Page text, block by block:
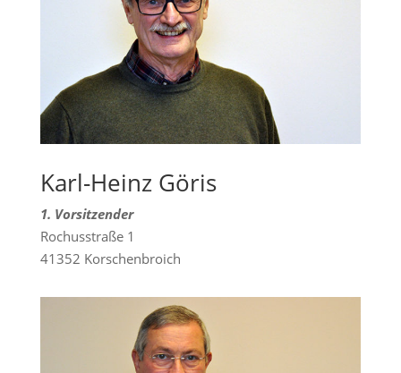
Karl-Heinz Göris
1. Vorsitzender
Rochusstraße 1
41352 Korschenbroich